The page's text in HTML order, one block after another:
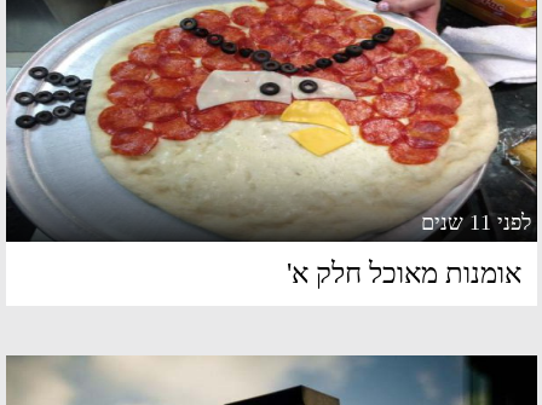
שנים
מאוכל חלק א'